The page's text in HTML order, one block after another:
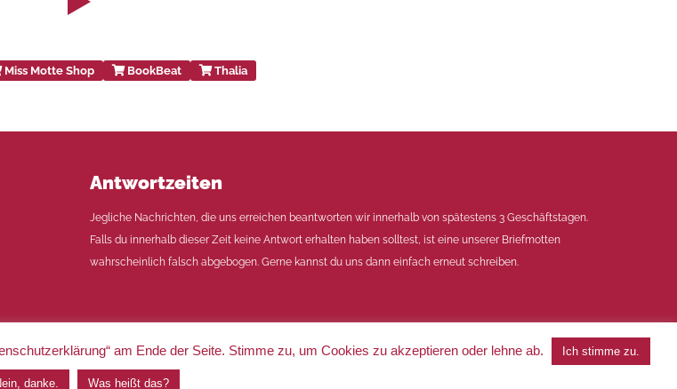
Miss Motte Shop BookBeat Thalia
Antwortzeiten
Jegliche Nachrichten, die uns erreichen beantworten wir innerhalb von spätestens 3 Geschäftstagen.
Falls du innerhalb dieser Zeit keine Antwort erhalten haben solltest, ist eine unserer Briefmotten
wahrscheinlich falsch abgebogen. Gerne kannst du uns dann einfach erneut schreiben.
am Ende der Seite. Stimme zu, um Cookies zu akzeptieren oder lehne ab. Ich stimme zu.
danke. Was heißt das?